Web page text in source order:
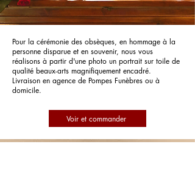
Pour la cérémonie des obsèques, en hommage à la
personne disparue et en souvenir, nous vous
réalisons à partir d'une photo un portrait sur toile de
qualité beaux-arts magnifiquement encadré.
Livraison en agence de Pompes Funèbres ou à
domicile.
Voir et commander